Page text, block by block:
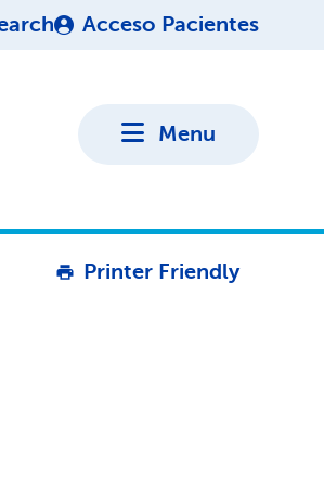
Acceso Pacientes
Menu
Printer Friendly